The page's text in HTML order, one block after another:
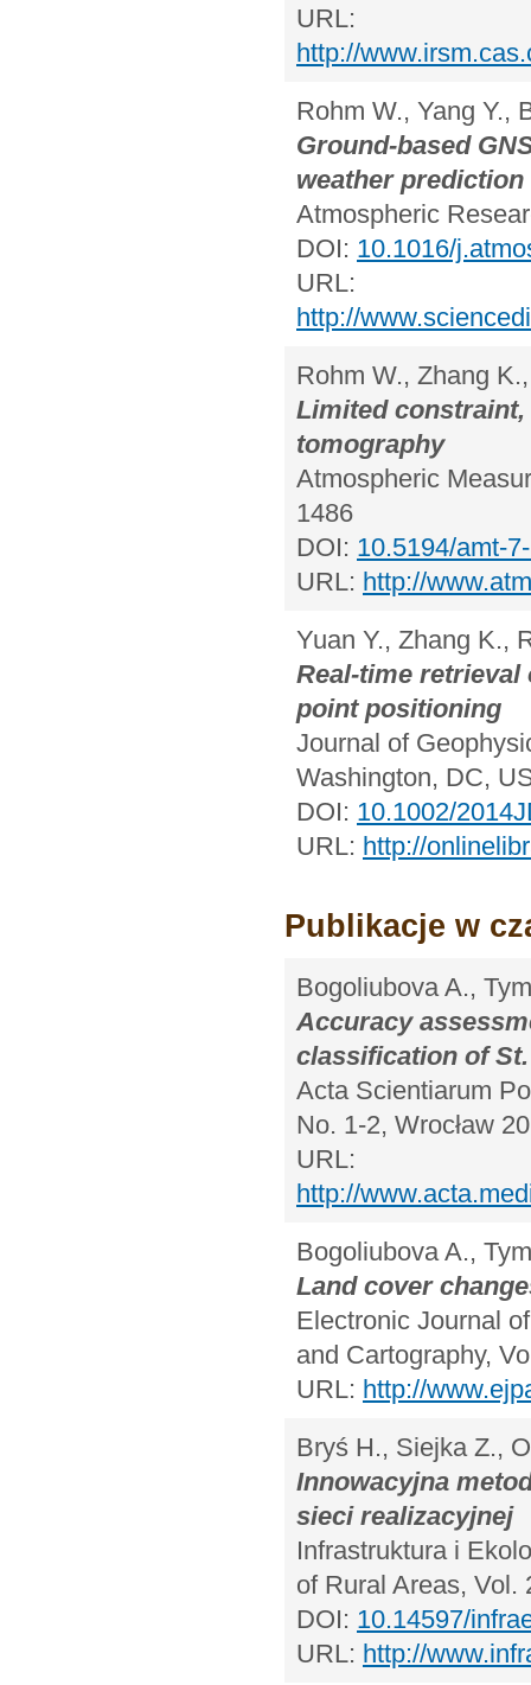
URL:
http://
Rohm W., Yang Y.,
Ground-based
weather
Atmospheric
DOI: 10.1016/
URL:
http://
Rohm W., Zhang
Limited
tomography
Atmospheric
1486
DOI: 10.5194/amt-
URL: http://
Yuan Y., Zhang K.,
Real-time
point positioning
Journal of
Washington, DC,
DOI: 10.1002/
URL: http://
Publikacje w
Bogoliubova A.,
Accuracy
classification of
Acta Scientiarum
No. 1-2, Wrocław
URL:
http://
Bogoliubova A.,
Land cover
Electronic Journal
and Cartography,
URL: http://
Bryś H., Siejka Z.,
Innowacyjna
sieci realizacyjnej
Infrastruktura i
of Rural Areas, Vol.
DOI: 10.14597/
URL: http://